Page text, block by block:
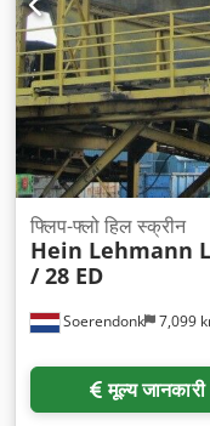
Soerendonk 7,099
फ्लिप-फ्लो हिल स्क्रीन
Hein Lehmann
/ 28 ED
मूल्य जानकारी